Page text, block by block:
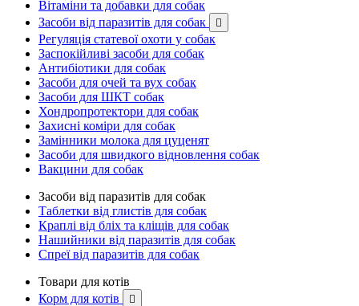
Вітаміни та добавки для собак
Засоби від паразитів для собак

Регуляція статевої охоти у собак
Заспокійливі засоби для собак
Антибіотики для собак
Засоби для очей та вух собак
Засоби для ШКТ собак
Хондропротектори для собак
Захисні коміри для собак
Замінники молока для цуценят
Засоби для швидкого відновлення собак
Вакцини для собак
Засоби від паразитів для собак
Таблетки від глистів для собак
Краплі від бліх та кліщів для собак
Нашийники від паразитів для собак
Спреї від паразитів для собак
Товари для котів
Корм для котів
